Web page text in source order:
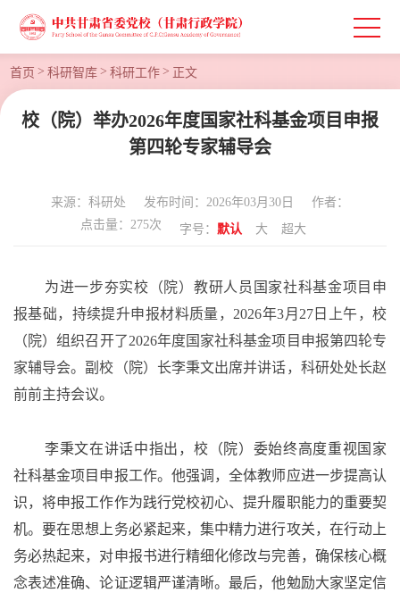
首页 > 科研智库 > 科研工作 > 正文
校（院）举办2026年度国家社科基金项目申报
第四轮专家辅导会
来源：科研处 发布时间：2026年03月30日
作者：
点击量： 275次 字号： 默认 大 超大
为进一步夯实校（院）教研人员国家社科基金项目申
报基础，持续提升申报材料质量， 2026年3月27日上午，校
（院）组织召开了2026年度国家社科基金项目申报第四轮专
家辅导会。副校（院）长李秉文出席并讲话，科研处处长赵
前前主持会议。
李秉文在讲话中指出，校（院）委始终高度重视国家
社科基金项目申报工作。 他强调，全体教师应进一步提高认
识，将申报工作作为践行党校初心、提升履职能力的重要契
机。要在思想上务必紧起来，集中精力进行攻关，在行动上
务必热起来， 对申报书进行精细化修改与完善，确保核心概
念表述准确、论证逻辑严谨清晰。最后，他勉励大家坚定信